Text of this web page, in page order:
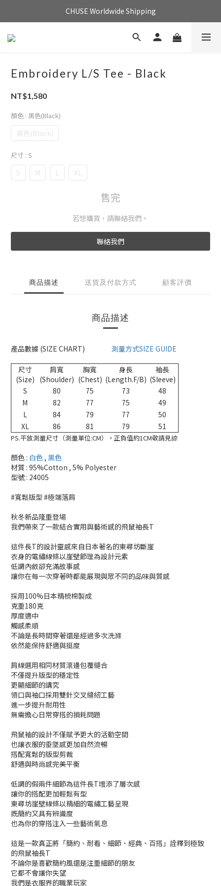
CHUSE Worldwide Shipping
Embroidery L/S Tee - Black
NT$1,580
顏色 : 黑色(Black)
黑色(Black)
尺寸 : S
S M L XL
售完
若想購買，請聯絡我們。
聯絡我們
商品描述 送貨及付款方式 顧客評價
商品描述
產品數據 (SIZE CHART) 測量方式SIZE GUIDE
尺寸
(Size)
肩寬
(Shoulder)
胸寬
(Chest)
身長
(Length.F/B)
袖長
(Sleeve)
S
80 75 73
48
M
82 77 75
49
L
84 79 77
50
XL
86 81 79 51
PS.平放測量尺寸（測量單位:CM），正負值約1CM敬請見諒
顏色 : 白色 , 黑色
材質 : 95%Cotton , 5% Polyester
型號 : 24005
#寬鬆版型 #極端落肩
秋冬新品隆重登場
我們帶來了一款結合實用與藝術感的飛鼠袖長T
這件長T的設計靈感來自日本著名的東尋坊斷崖
衣身的電繡線條以崖壁節理為設計元素
低調內斂卻充滿故事感
讓你在每一次穿著時都能展現與眾不同的品味與質感
採用100%日本精梳棉製成
克重180克
厚度適中
觸感柔順
不論是長時間穿著還是經過多次洗滌
依然能保持舒適與挺度
肩線選用相同材質滾邊包覆縫合
不僅提升版型的穩定性
更顯細節的講究
領口與袖口採用雙針交叉縫紉工藝
進一步提升耐用性
無需擔心日常穿搭的損耗問題
飛鼠袖的設計不僅賦予更大的活動空間
也讓衣服的垂墜感更加自然流暢
搭配寬鬆的版型剪裁
舒適與時尚感完美平衡
低調的假兩件細節為這件長T增添了層次感
讓你的搭配更加輕鬆有型
東尋坊崖壁線條以精細的電繡工藝呈現
既簡約又具有辨識度
也為你的穿搭注入一些藝術氣息
這是一款真正將「簡約、耐看、細節、經典、百搭」詮釋到極致
的飛鼠袖長T
不論你是喜歡簡約風還是注重細節的朋友
它都不會讓你失望
我們是衣服界的職業玩家